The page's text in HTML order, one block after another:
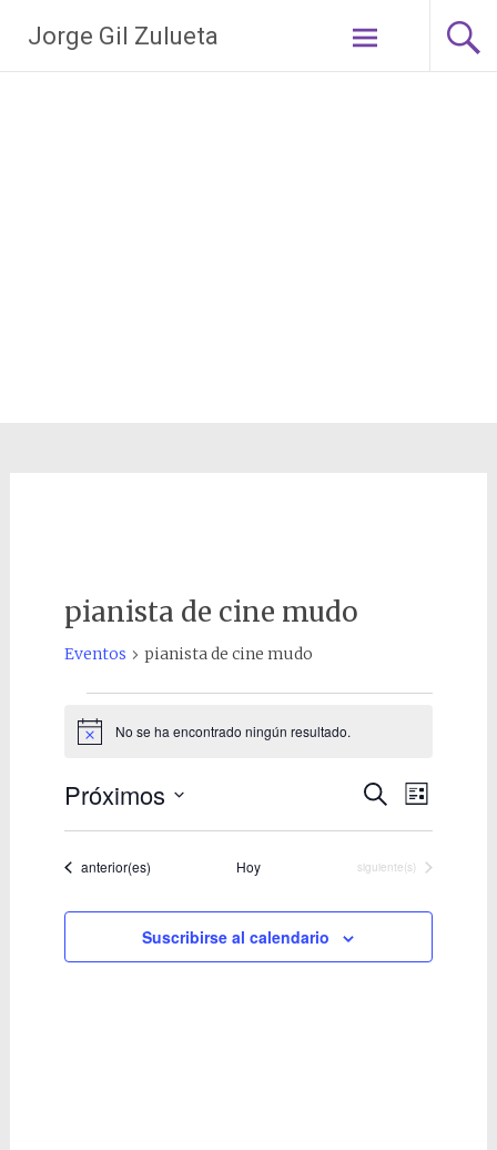
contenido
Jorge Gil Zulueta
pianista de cine mudo
Eventos pianista de cine mudo
Eventos
Aviso No se ha encontrado ningún resultado.
de
búsqueda
y
Buscar
de
vistas
Lista
Próximos
Selecciona
fecha.
Eventos
anterior(es) Hoy Eventos
siguiente(s)
Suscribirse al calendario